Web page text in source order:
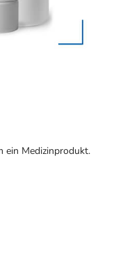
ein Medizinprodukt.